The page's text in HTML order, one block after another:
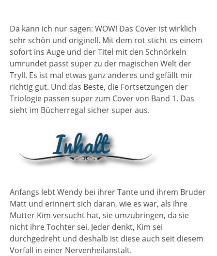
Da kann ich nur sagen: WOW! Das Cover ist wirklich
sehr schön und originell. Mit dem rot sticht es einem
sofort ins Auge und der Titel mit den Schnörkeln
umrundet passt super zu der magischen Welt der
Tryll. Es ist mal etwas ganz anderes und gefällt mir
richtig gut. Und das Beste, die Fortsetzungen der
Triologie passen super zum Cover von Band 1. Das
sieht im Bücherregal sicher super aus.
Anfangs lebt Wendy bei ihrer Tante und ihrem Bruder
Matt und erinnert sich daran, wie es war, als ihre
Mutter Kim versucht hat, sie umzubringen, da sie
nicht ihre Tochter sei. Jeder denkt, Kim sei
durchgedreht und deshalb ist diese auch seit diesem
Vorfall in einer Nervenheilanstalt.